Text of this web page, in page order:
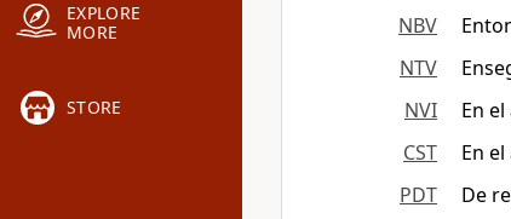
EXPLORE
MORE
STORE
NBV
NTV
NVI
En
CST
En
PDT
De